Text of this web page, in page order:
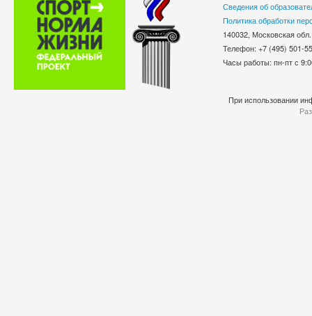
Сведения об
Политика обработки
140032, Московская
Телефон: +7 (495)
Часы работы: пн-пт с
При использовании